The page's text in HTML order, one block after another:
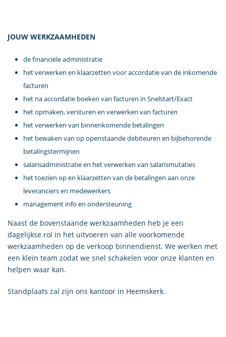
JOUW WERKZAAMHEDEN
de financiële administratie
het verwerken en klaarzetten voor accordatie van de inkomende
facturen
het na accordatie boeken van facturen in Snelstart/Exact
het opmaken, versturen en verwerken van facturen
het verwerken van binnenkomende betalingen
het bewaken van op openstaande debiteuren en bijbehorende
betalingstermijnen
salarisadministratie en het verwerken van salarismutaties
het toezien op en klaarzetten van de betalingen aan onze
leveranciers en medewerkers
management info en ondersteuning
Naast de bovenstaande werkzaamheden heb je een
dagelijkse rol in het uitvoeren van alle voorkomende
werkzaamheden op de verkoop binnendienst. We werken met
een klein team zodat we snel schakelen voor onze klanten en
helpen waar kan.
Standplaats zal zijn ons kantoor in Heemskerk.